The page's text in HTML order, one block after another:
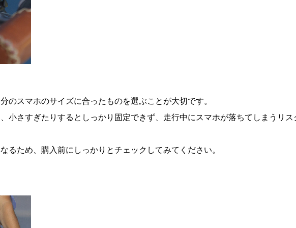
のスマホのサイズに合ったものを選ぶことが大切です。
小さすぎたりするとしっかり固定できず、走行中にスマホが落ちてしまうリス
るため、購入前にしっかりとチェックしてみてください。